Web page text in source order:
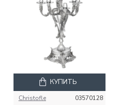
Christofle 03570128
КУПИТЬ